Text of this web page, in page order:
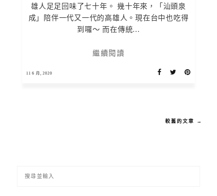
雄人足足回味了七十年。 幾十年來，「汕頭泉
成」陪伴一代又一代的高雄人。現在台中也吃得
到囉～ 而在傳統...
繼續閱讀
11 6 月, 2020
較舊的文章 →